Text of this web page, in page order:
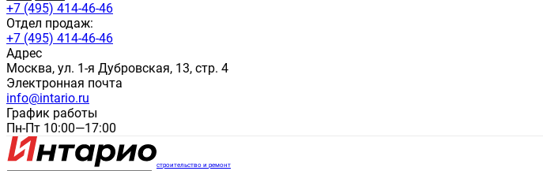
+7 (495) 414-46-46
Отдел продаж:
+7 (495) 414-46-46
Адрес
Москва, ул. 1-я Дубровская, 13, стр. 4
Электронная почта
info@intario.ru
График работы
Пн-Пт 10:00—17:00
строительство и ремонт